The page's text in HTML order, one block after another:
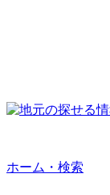
ホーム・検索